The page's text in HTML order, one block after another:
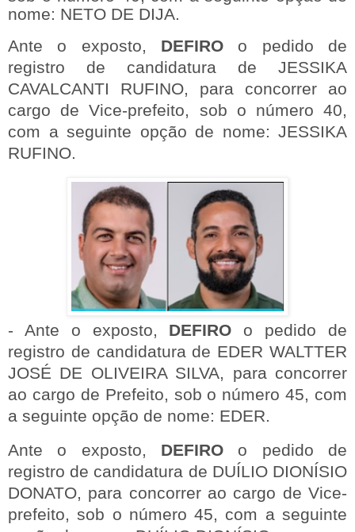
nome: NETO DE DIJA.
Ante o exposto, DEFIRO o pedido de
registro de candidatura de JESSIKA
CAVALCANTI RUFINO, para concorrer ao
cargo de Vice-prefeito, sob o número 40,
com a seguinte opção de nome: JESSIKA
RUFINO.
- Ante o exposto, DEFIRO o pedido de
registro de candidatura de EDER WALTTER
JOSÉ DE OLIVEIRA SILVA, para concorrer
ao cargo de Prefeito, sob o número 45, com
a seguinte opção de nome: EDER.
Ante o exposto, DEFIRO o pedido de
registro de candidatura de DUÍLIO DIONÍSIO
DONATO, para concorrer ao cargo de Vice-
prefeito, sob o número 45, com a seguinte